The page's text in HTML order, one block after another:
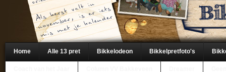
Home Alle 13 pret Bikkelodeon Bikkelpretfoto's